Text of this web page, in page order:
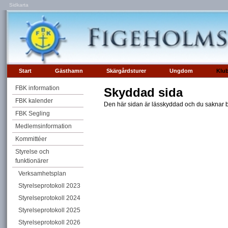
Sidkarta
Start Gästhamn Skärgårdsturer Ungdom
FBK information
FBK kalender
FBK Segling
Medlemsinformation
Kommittéer
Styrelse och
funktionärer
Verksamhetsplan
Styrelseprotokoll 2023
Styrelseprotokoll 2024
Styrelseprotokoll 2025
Styrelseprotokoll 2026
Skyddad sida
Den här sidan är lässkyddad och du saknar